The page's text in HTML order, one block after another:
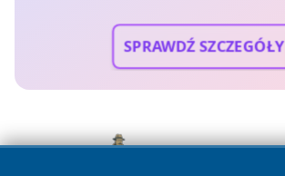
SPRAWDŹ SZCZEGÓŁY